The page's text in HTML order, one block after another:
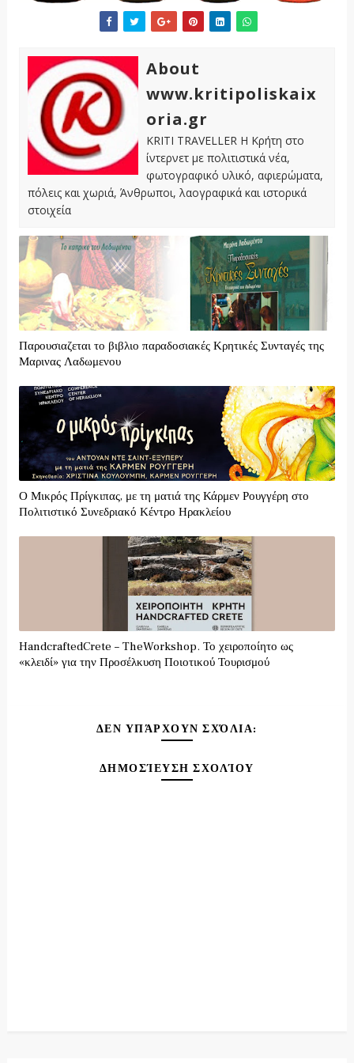
About
www.kritipoliskaix
oria.gr
KRITI TRAVELLER Η Κρήτη στο
ίντερνετ με πολιτιστικά νέα,
φωτογραφικό υλικό, αφιερώματα,
πόλεις και χωριά, Άνθρωποι, λαογραφικά και ιστορικά
στοιχεία
Παρουσιαζεται το βιβλιο παραδοσιακές Κρητικές Συνταγές της
Μαρινας Λαδωμενου
Ο Μικρός Πρίγκιπας, με τη ματιά της Κάρμεν Ρουγγέρη στο
Πολιτιστικό Συνεδριακό Κέντρο Ηρακλείου
HandcraftedCrete – TheWorkshop. Το χειροποίητο ως
«κλειδί» για την Προσέλκυση Ποιοτικού Τουρισμού
ΔΕΝ ΥΠΆΡΧΟΥΝ ΣΧΌΛΙΑ:
ΔΗΜΟΣΊΕΥΣΗ ΣΧΟΛΊΟΥ